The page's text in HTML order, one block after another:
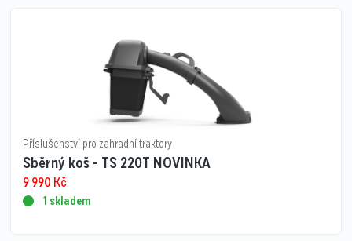
Příslušenství pro zahradní traktory
Sběrný koš - TS 220T NOVINKA
9 990 Kč
1 skladem